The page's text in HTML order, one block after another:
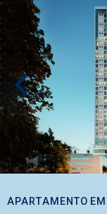
APARTAMENTO EM